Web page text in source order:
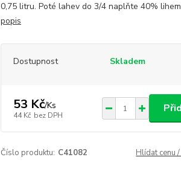
0,75 litru. Poté lahev do 3/4 naplňte 40%
popis
Dostupnost Skladem
53 Kč/Ks
44 Kč bez DPH
Číslo produktu: C41082 Hlídat cenu